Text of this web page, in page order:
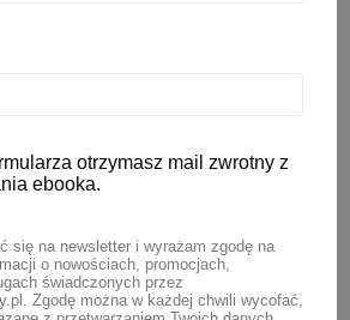
(niezbędnych
diety dziecka.
gatunki ryb warto
najlepsza? Dowiesz
artykuł.
otrzymasz mail zwrotny z
ebooka.
się na newsletter i wyrażam zgodę na
o nowościach, promocjach,
świadczonych przez
Zgodę można w każdej chwili wycofać,